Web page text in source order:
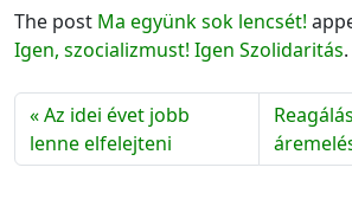
The post Ma együnk sok lencsét!
Igen, szocializmust! Igen Szolidaritás.
Az idei évet jobb
lenne elfelejteni